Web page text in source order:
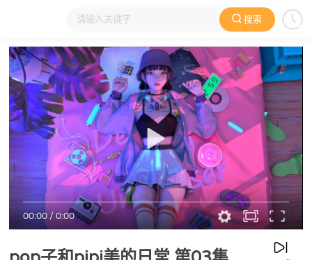
搜索
大家在看 日本动漫 国产动漫 欧美动漫 动漫电影
00:00/0:00